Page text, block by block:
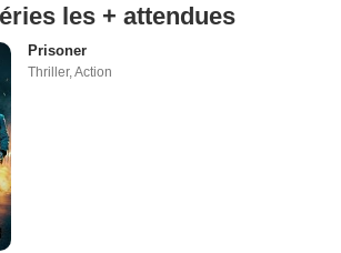
les + attendues
Prisoner
Thriller,Action